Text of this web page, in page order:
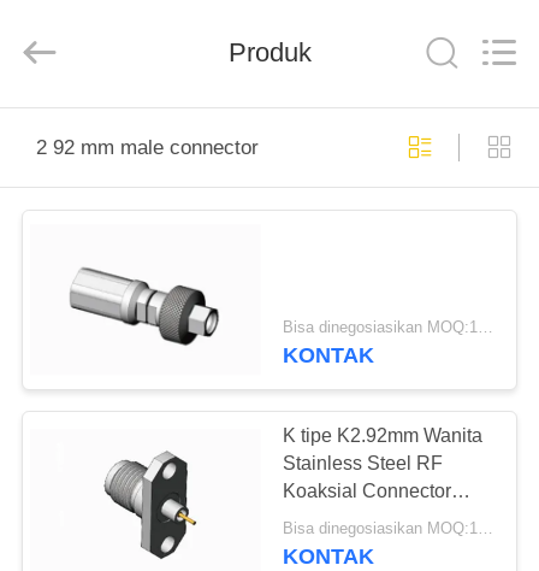
PRODUK
TENTANG
KAMI
TUR
KONTROL
KUALITAS
Ltd..
Produk
2 92 mm male connector
Bisa dinegosiasikan MOQ:10 pcs
KONTAK
K tipe K2.92mm Wanita
Stainless Steel RF
Koaksial Connector
dengan Microstrip
Bisa dinegosiasikan MOQ:10 pcs
KONTAK